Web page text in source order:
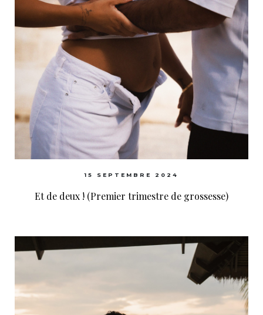
15 SEPTEMBRE 2024
Et de deux ! (Premier trimestre de grossesse)